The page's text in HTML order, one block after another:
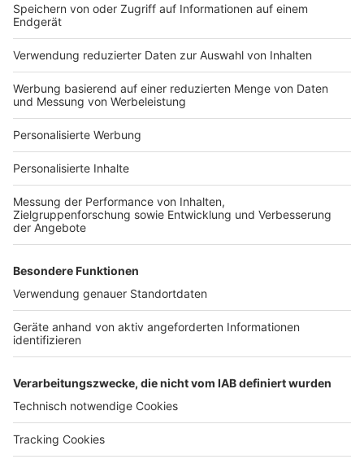
Bauprojekt-Quiz
Häuser-Suche
Hausanbieter-Suche
Bauprojekt-Profil
Für Unternehmen
Ihre Baufirma auf bauen.de
Kostenloses Infogespräch